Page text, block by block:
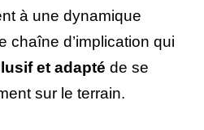
à une dynamique
chaîne d’implication qui
et adapté de se
sur le terrain.